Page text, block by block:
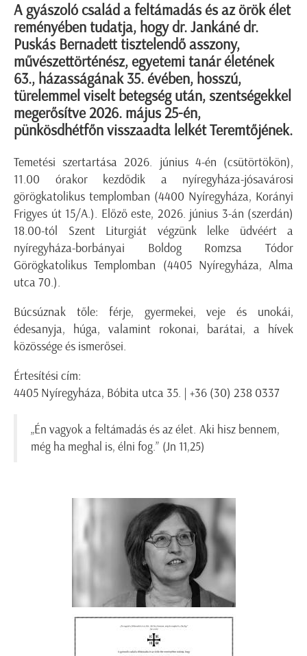
A gyászoló család a feltámadás és az örök élet
reményében tudatja, hogy dr. Jankáné dr.
Puskás Bernadett tisztelendő asszony,
művészettörténész, egyetemi tanár életének
63., házasságának 35. évében, hosszú,
türelemmel viselt betegség után, szentségekkel
megerősítve 2026. május 25-én,
pünkösdhétfőn visszaadta lelkét Teremtőjének.
Temetési szertartása 2026. június 4-én (csütörtökön),
11.00 órakor kezdődik a nyíregyháza-jósavárosi
görögkatolikus templomban (4400 Nyíregyháza, Korányi
Frigyes út 15/A.). Előző este, 2026. június 3-án (szerdán)
18.00-tól Szent Liturgiát végzünk lelke üdvéért a
nyíregyháza-borbányai Boldog Romzsa Tódor
Görögkatolikus Templomban (4405 Nyíregyháza, Alma
utca 70.).
Búcsúznak tőle: férje, gyermekei, veje és unokái,
édesanyja, húga, valamint rokonai, barátai, a hívek
közössége és ismerősei.
Értesítési cím:
4405 Nyíregyháza, Bóbita utca 35. | +36 (30) 238 0337
„Én vagyok a feltámadás és az élet. Aki hisz bennem,
még ha meghal is, élni fog.” (Jn 11,25)